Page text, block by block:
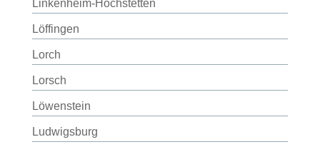
Linkenheim-Hochstetten
Löffingen
Lorch
Lorsch
Löwenstein
Ludwigsburg